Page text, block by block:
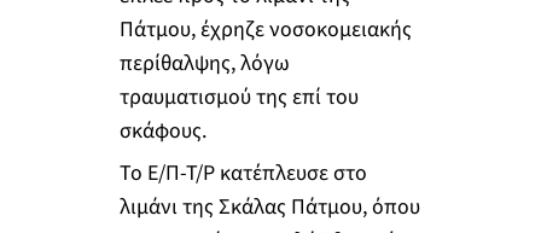
Πάτμου, έχρηζε νοσοκομειακής
περίθαλψης, λόγω
τραυματισμού της επί του
σκάφους.
Το Ε/Π-Τ/Ρ κατέπλευσε στο
λιμάνι της Σκάλας Πάτμου, όπου